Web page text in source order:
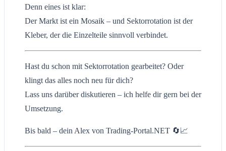
Denn eines ist klar:
Der Markt ist ein Mosaik – und Sektorrotation ist der
Kleber, der die Einzelteile sinnvoll verbindet.
Hast du schon mit Sektorrotation gearbeitet? Oder
klingt das alles noch neu für dich?
Lass uns darüber diskutieren – ich helfe dir gern bei der
Umsetzung.
Bis bald – dein Alex von Trading-Portal.NET 🔄📈